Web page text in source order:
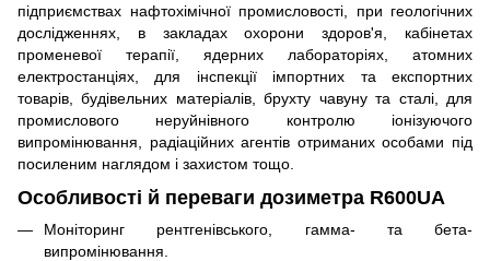
підприємствах нафтохімічної промисловості, при геологічних
дослідженнях, в закладах охорони здоров'я, кабінетах
променевої терапії, ядерних лабораторіях, атомних
електростанціях, для інспекції імпортних та експортних
товарів, будівельних матеріалів, брухту чавуну та сталі, для
промислового неруйнівного контролю іонізуючого
випромінювання, радіаційних агентів отриманих особами під
посиленим наглядом і захистом тощо.
Особливості й переваги дозиметра R600UA
Моніторинг рентгенівського, гамма- та бета-
випромінювання.